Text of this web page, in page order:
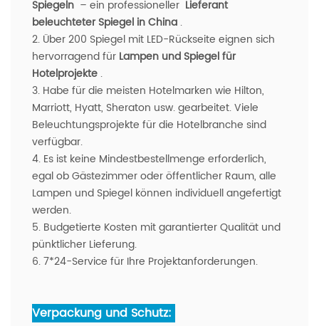
Spiegeln – ein professioneller Lieferant
beleuchteter Spiegel in China .
2. Über 200 Spiegel mit LED-Rückseite eignen sich
hervorragend für Lampen und Spiegel für
Hotelprojekte .
3. Habe für die meisten Hotelmarken wie Hilton,
Marriott, Hyatt, Sheraton usw. gearbeitet. Viele
Beleuchtungsprojekte für die Hotelbranche sind
verfügbar.
4. Es ist keine Mindestbestellmenge erforderlich,
egal ob Gästezimmer oder öffentlicher Raum, alle
Lampen und Spiegel können individuell angefertigt
werden.
5. Budgetierte Kosten mit garantierter Qualität und
pünktlicher Lieferung.
6. 7*24-Service für Ihre Projektanforderungen.
Verpackung und Schutz: